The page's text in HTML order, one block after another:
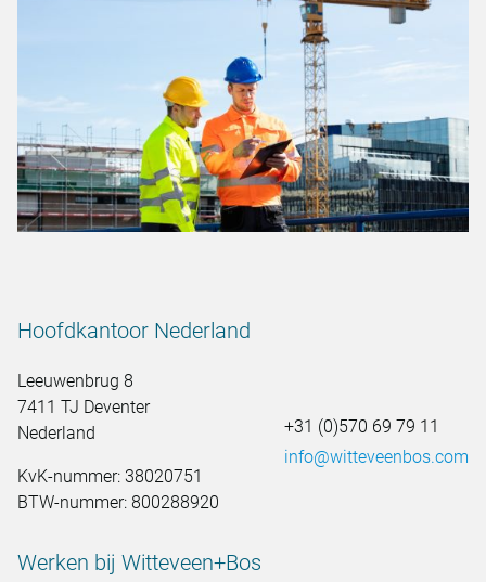
Hoofdkantoor Nederland
Leeuwenbrug 8
7411 TJ Deventer
Nederland
KvK-nummer: 38020751
BTW-nummer: 800288920
+31 (0)570 69 79 11
info@witteveenbos.com
Werken bij Witteveen+Bos